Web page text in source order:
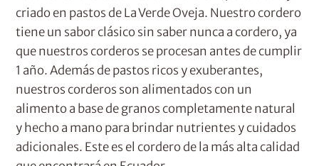
criado en pastos de La Verde Oveja. Nuestro cordero
tiene un sabor clásico sin saber nunca a cordero, ya
que nuestros corderos se procesan antes de cumplir
1 año. Además de pastos ricos y exuberantes,
nuestros corderos son alimentados con un
alimento a base de granos completamente natural
y hecho a mano para brindar nutrientes y cuidados
adicionales. Este es el cordero de la más alta calidad